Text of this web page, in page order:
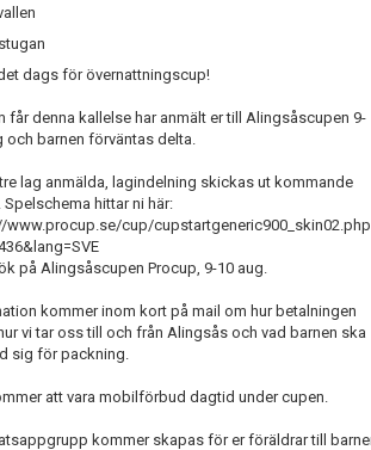
dags för övernattningscup!
får denna kallelse har anmält er till Alingsåscupen 9-
och barnen förväntas delta.
lag anmälda, lagindelning skickas ut kommande
Spelschema hittar ni här:
www.procup.se/cup/
på Alingsåscupen Procup, 9-10 aug.
kommer inom kort på mail om hur betalningen
vi tar oss till och från Alingsås och vad barnen ska
sig för packning.
att vara mobilförbud dagtid under cupen.
kommer skapas för er föräldrar till